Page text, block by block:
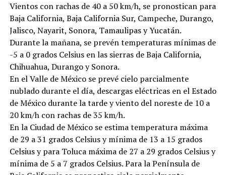
Vientos con rachas de 40 a 50 km/h, se pronostican para
Baja California, Baja California Sur, Campeche, Durango,
Jalisco, Nayarit, Sonora, Tamaulipas y Yucatán.
Durante la mañana, se prevén temperaturas mínimas de
-5 a 0 grados Celsius en las sierras de Baja California,
Chihuahua, Durango y Sonora.
En el Valle de México se prevé cielo parcialmente
nublado durante el día, descargas eléctricas en el Estado
de México durante la tarde y viento del noreste de 10 a
20 km/h con rachas de 35 km/h.
En la Ciudad de México se estima temperatura máxima
de 29 a 31 grados Celsius y mínima de 13 a 15 grados
Celsius y para Toluca máxima de 27 a 29 grados Celsius y
mínima de 5 a 7 grados Celsius. Para la Península de